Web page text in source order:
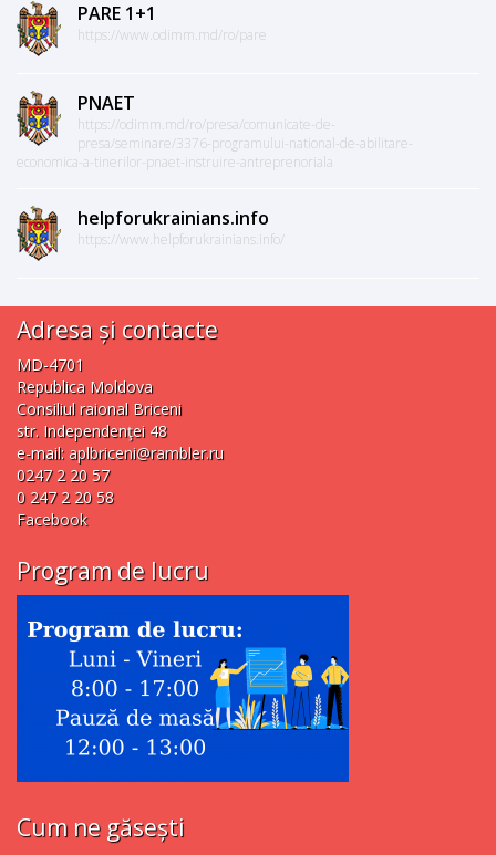
PARE 1+1
https://www.odimm.md/ro/pare
PNAET
https://odimm.md/ro/presa/comunicate-de-
presa/seminare/3376-programului-national-de-abilitare-
economica-a-tinerilor-pnaet-instruire-antreprenoriala
helpforukrainians.info
https://www.helpforukrainians.info/
Adresa și contacte
MD-4701
Republica Moldova
Consiliul raional Briceni
str. Independenţei 48
e-mail: aplbriceni@rambler.ru
0247 2 20 57
0 247 2 20 58
Facebook
Program de lucru
Cum ne găsești